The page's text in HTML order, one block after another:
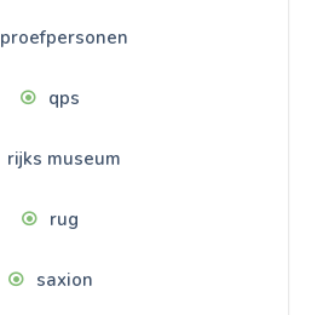
proefpersonen
qps
rijks museum
rug
saxion